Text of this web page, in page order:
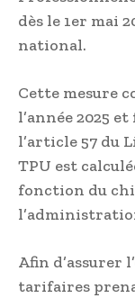
dès le 1er mai
national.
Cette mesure
l’année 2025
l’article 57 du
TPU est
fonction du
Afin d’assurer
tarifaires